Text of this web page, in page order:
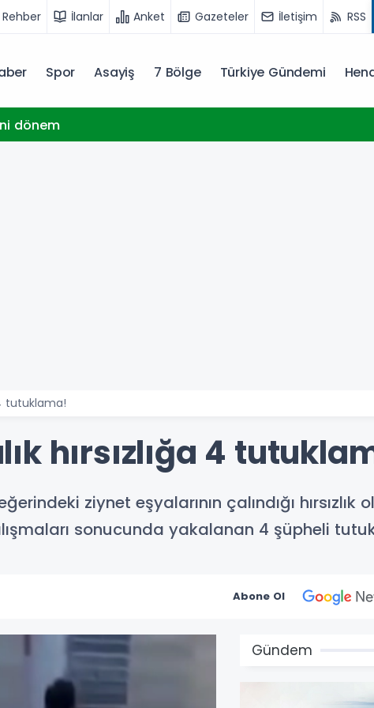
Rehber İlanlar Anket Gazeteler İletişim RSS
Spor Asayiş 7 Bölge Türkiye Gündemi
dönem
tutuklama!
hırsızlığa 4
ziynet eşyalarının çalındığı hırsızlık
sonucunda yakalanan 4 şüpheli
Abone Ol
Gündem